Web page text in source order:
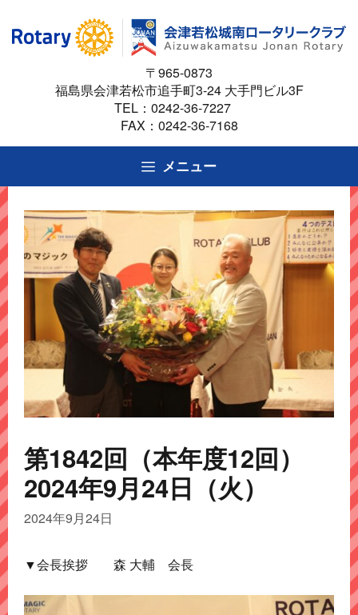
ス
ッ
プ
〒965-0873
福島県会津若松市追手町3-24 大手門ビル3F
TEL： 0242-36-7227
FAX：0242-36-7168
メニュー
第1842回（本年度12回）
2024年9月24日（火）
2024年9月24日
▼会長挨拶 森 大輔 会長